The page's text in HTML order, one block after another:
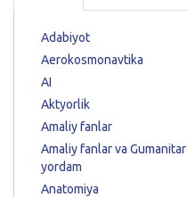
Adabiyot
Aerokosmonavtika
AI
Aktyorlik
Amaliy fanlar
Amaliy fanlar va Gumanitar
yordam
Anatomiya